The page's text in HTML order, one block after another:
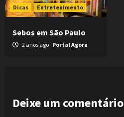
Dicas
Entretenimento
Sebos em São Paulo
2 anos ago Portal Agora
Deixe um comentário